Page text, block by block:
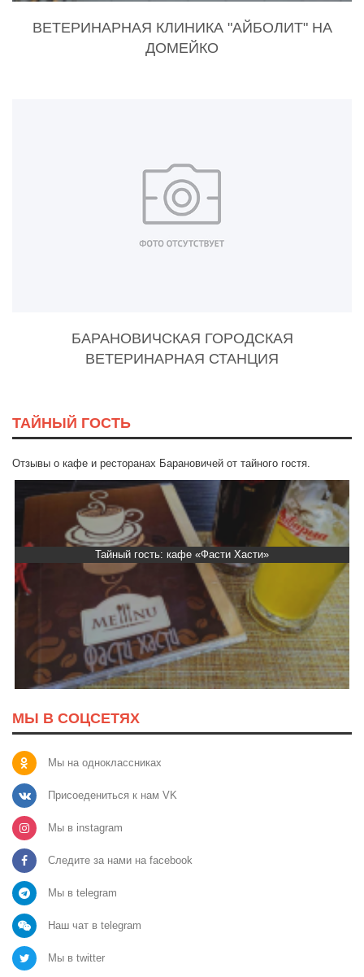
ВЕТЕРИНАРНАЯ КЛИНИКА "АЙБОЛИТ" НА
ДОМЕЙКО
БАРАНОВИЧСКАЯ ГОРОДСКАЯ
ВЕТЕРИНАРНАЯ СТАНЦИЯ
ТАЙНЫЙ ГОСТЬ
Отзывы о кафе и ресторанах Барановичей от тайного гостя.
Тайный гость: кафе «Фасти Хасти»
МЫ В СОЦСЕТЯХ
Мы на одноклассниках
Присоедениться к нам VK
Мы в instagram
Следите за нами на facebook
Мы в telegram
Наш чат в telegram
Мы в twitter